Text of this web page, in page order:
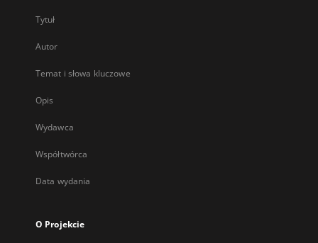
Tytuł
Autor
Temat i słowa kluczowe
Opis
Wydawca
Współtwórca
Data wydania
O Projekcie